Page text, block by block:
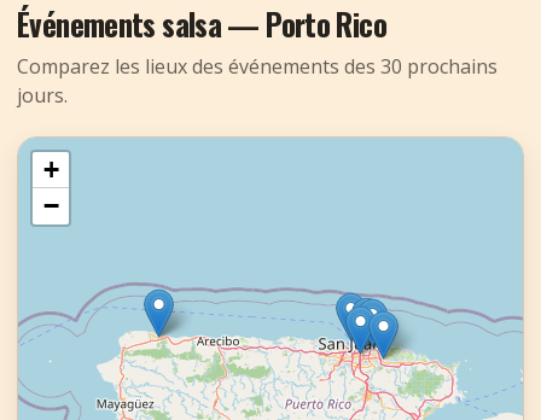
Événements salsa — Porto Rico
Comparez les lieux des événements des 30 prochains
jours.
+
−